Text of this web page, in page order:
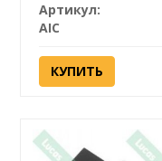
Артикул:
AIC
КУПИТЬ